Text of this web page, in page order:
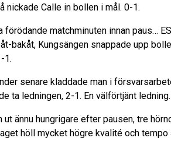
nickade Calle in bollen i mål. 0-1.
förödande matchminuten innan paus…
bakåt, Kungsängen snappade upp
1.
senare kladdade man i
ta ledningen, 2-1. En välförtjänt ledning.
ut ännu hungrigare efter pausen, tre
höll mycket högre kvalité och tempo